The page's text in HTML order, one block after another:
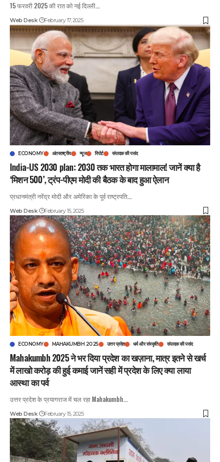
15 फरवरी 2025 की रात को नई दिल्ली…
Web Desk February 17, 2025
ECONOMY अंतरराष्ट्रीय न्यूज रिपोर्ट संपादक की पसंद
India-US 2030 plan: 2030 तक भारत होगा मालामाल! जानें क्या है
‘मिशन 500’, ट्रंप-पीएम मोदी की बैठक के बाद हुआ ऐलान
प्रधानमंत्री नरेंद्र मोदी और अमेरिका के पूर्व राष्ट्रपति…
Web Desk February 15, 2025
ECONOMY MAHAKUMBH 2025 उत्तर प्रदेश धर्म और संस्कृति संपादक की पसंद
Mahakumbh 2025 ने भर दिया प्रदेश का खज़ाना, मात्र इतने से खर्च
में लाखो करोड़ की हुई कमाई जानें सही में प्रदेश के लिए क्या लाया
आस्था का पर्व
उत्तर प्रदेश के प्रयागराज में चल रहा Mahakumbh…
Web Desk February 15, 2025